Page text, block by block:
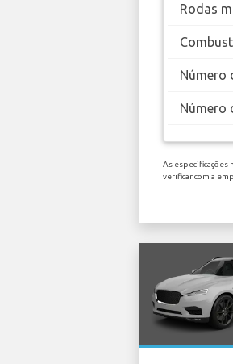
Rodas
Número
Número
As especificações
verificar com a